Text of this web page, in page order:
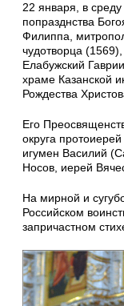
22 января, в
попразднства
Филиппа,
чудотворца
Елабужский
храме Казанской
Рождества
Его
округа
игумен Василий
Носов, иерей
На мирной и
Российском
запричастном